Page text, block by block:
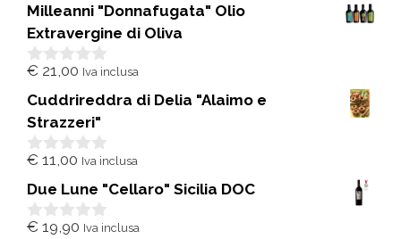
Milleanni "Donnafugata" Olio
Extravergine di Oliva
0
u
5
€ 21,00 Iva inclusa
Cuddrireddra di Delia "Alaimo e
Strazzeri"
0
u
5
€ 11,00 Iva inclusa
Due Lune "Cellaro" Sicilia DOC
0
€ 19,90 Iva inclusa